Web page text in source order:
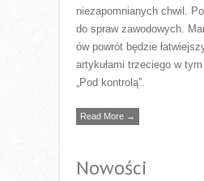
niezapomnianych chwil.
do spraw zawodowych.
ów powrót będzie
artykułami trzeciego w
„Pod kontrolą”.
Read More →
Nowości